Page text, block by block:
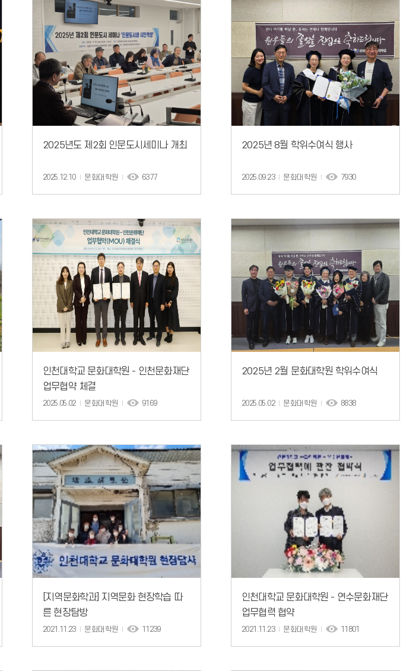
2025년도 제2회 인문도시세미나 개최
2025.12.10 문화대학원 6377
2025년 8월 학위수여식 행사
2025.09.23 문화대학원 7930
인천대학교 문화대학원 - 인천문화재단
업무협약 체결
2025.05.02 문화대학원 9169
2025년 2월 문화대학원 학위수여식
2025.05.02 문화대학원 8838
[지역문화학과] 지역문화 현장학습 따
른 현장탐방
2021.11.23 문화대학원 11239
인천대학교 문화대학원 - 연수문화재단
업무협력 협약
2021.11.23 문화대학원 11801